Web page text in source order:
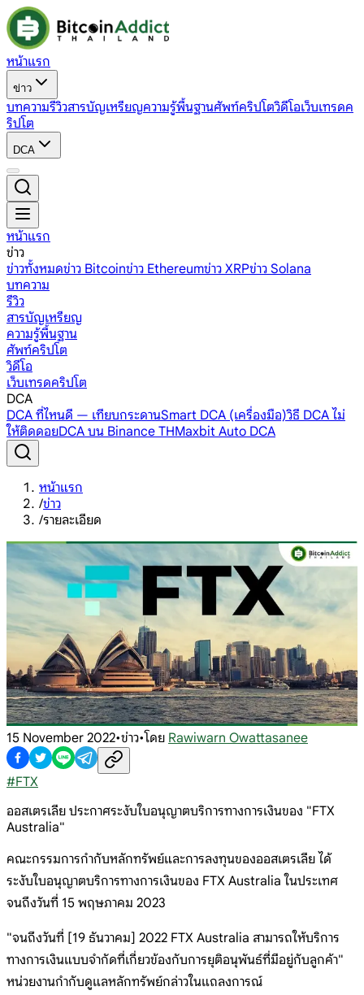
หน้าแรก
ข่าว
บทความรีวิวสารบัญเหรียญความรู้พื้นฐานศัพท์คริปโตวิดีโอเว็บเทรดค
ริปโต
DCA
หน้าแรก
ข่าว
ข่าวทั้งหมดข่าว Bitcoinข่าว Ethereumข่าว XRPข่าว Solana
บทความ
รีวิว
สารบัญเหรียญ
ความรู้พื้นฐาน
ศัพท์คริปโต
วิดีโอ
เว็บเทรดคริปโต
DCA
DCA ที่ไหนดี — เทียบกระดานSmart DCA (เครื่องมือ)วิธี DCA ไม่
ให้ติดดอยDCA บน Binance THMaxbit Auto DCA
หน้าแรก
/ข่าว
/รายละเอียด
15 November 2022•ข่าว•โดย Rawiwarn Owattasanee
#FTX
ออสเตรเลีย ประกาศระงับใบอนุญาตบริการทางการเงินของ "FTX
Australia"
คณะกรรมการกำกับหลักทรัพย์และการลงทุนของออสเตรเลีย ได้
ระงับใบอนุญาตบริการทางการเงินของ FTX Australia ในประเทศ
จนถึงวันที่ 15 พฤษภาคม 2023
"จนถึงวันที่ [19 ธันวาคม] 2022 FTX Australia สามารถให้บริการ
ทางการเงินแบบจำกัดที่เกี่ยวข้องกับการยุติอนุพันธ์ที่มีอยู่กับลูกค้า"
หน่วยงานกำกับดูแลหลักทรัพย์กล่าวในแถลงการณ์